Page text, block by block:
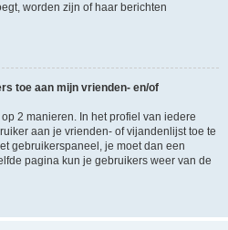
worden zijn of haar berichten
toe aan mijn vrienden- en/of
2 manieren. In het profiel van iedere
aan je vrienden- of vijandenlijst toe te
gebruikerspaneel, je moet dan een
pagina kun je gebruikers weer van de